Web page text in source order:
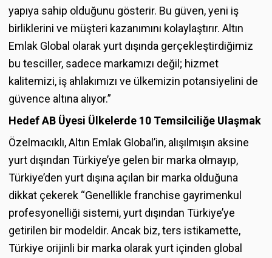
yapıya sahip olduğunu gösterir. Bu güven, yeni iş
birliklerini ve müşteri kazanımını kolaylaştırır. Altın
Emlak Global olarak yurt dışında gerçekleştirdiğimiz
bu tesciller, sadece markamızı değil; hizmet
kalitemizi, iş ahlakımızı ve ülkemizin potansiyelini de
güvence altına alıyor.”
Hedef AB Üyesi Ülkelerde 10 Temsilciliğe Ulaşmak
Özelmacıklı, Altın Emlak Global’in, alışılmışın aksine
yurt dışından Türkiye’ye gelen bir marka olmayıp,
Türkiye’den yurt dışına açılan bir marka olduğuna
dikkat çekerek “Genellikle franchise gayrimenkul
profesyonelliği sistemi, yurt dışından Türkiye’ye
getirilen bir modeldir. Ancak biz, ters istikamette,
Türkiye orijinli bir marka olarak yurt içinden global